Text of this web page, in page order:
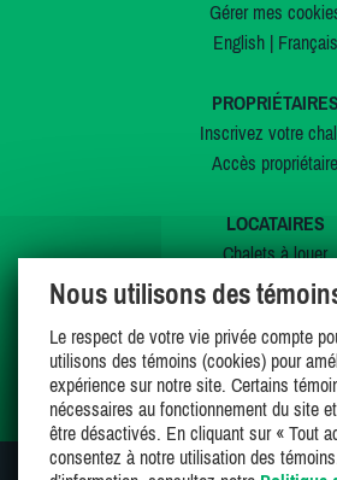
Gérer mes
English| Français
PROPRIÉTAIRES
Inscrivez votre
Accès propriétaire
LOCATAIRES
Chalets à louer
Chalets à vendre
Offres spéciales
Mes favoris
Nous utilisons des
Le respect de votre vie privée compte
utilisons des témoins (cookies) pour
expérience sur notre site. Certains
nécessaires au fonctionnement du site
être désactivés. En cliquant sur « Tout
consentez à notre utilisation des